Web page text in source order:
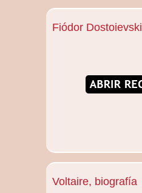
Fiódor
Voltaire, biografía